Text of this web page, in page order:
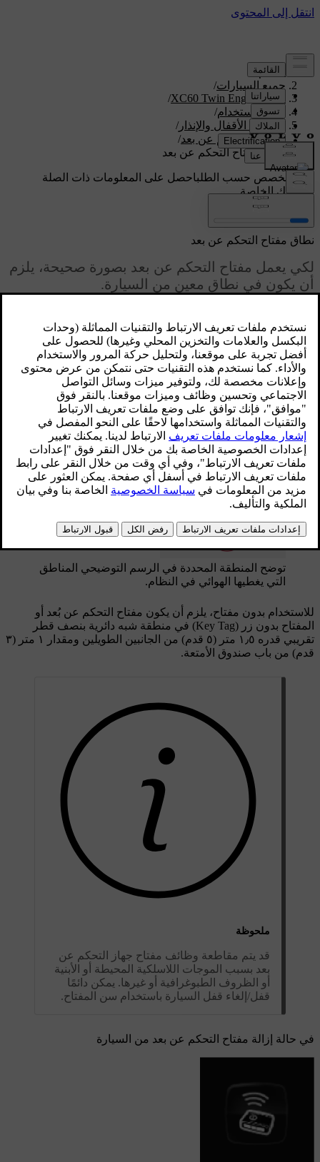
الدعم/
جميع السيارات/
XC60 Twin Engine 2020
/
دليل الاستخدام/
المفتاح، الأقفال والإنذار/
مفتاح التحكم عن بعد/
نطاق مفتاح التحكم عن بعد
دعم مخصص حسب الطلباحصل على المعلومات ذات الصلة
بسيارتك الخاصة.
تسجيل الدخول
نطاق مفتاح التحكم عن بعد
لكي يعمل مفتاح التحكم عن بعد بصورة صحيحة، يلزم
أن يكون في نطاق معين من السيارة.
للاستخدام اليدوي
وظائف مفتاح التحكم عن بُعد مثل القفل/فتح القفل التي يتم
تنشيطها بالضغط على
أو لها نطاق يقدر بمسافة٢٠ مترًا
٦٥ قدمًا ) من السيارة تقريبًا.
إذا لم تتحقق السيارة من الضغط على الزر - فاقترب وأعد المحاولة.
للاستخدام بدون مفتاح *
توضح المنطقة المحددة في الرسم التوضيحي المناطق
التي يغطيها الهوائي في النظام.
للاستخدام بدون مفتاح، يلزم أن يكون مفتاح التحكم عن بُعد أو
المفتاح بدون زر (Key Tag) في منطقة شبه دائرية بنصف قطر
تقريبي قدره ١٫٥ متر (٥ قدم ) من الجانبين الطويلين ومقدار ١ متر (٣
قدم) من باب صندوق الأمتعة.
ملحوظة
قد يتم مقاطعة وظائف مفتاح جهاز التحكم عن
بعد بسبب الموجات اللاسلكية المحيطة أو الأبنية
أو الظروف الطبوغرافية أو غيرها. يمكن دائمًا
قفل/إلغاء قفل السيارة باستخدام سن المفتاح.
في حالة إزالة مفتاح التحكم عن بعد من السيارة